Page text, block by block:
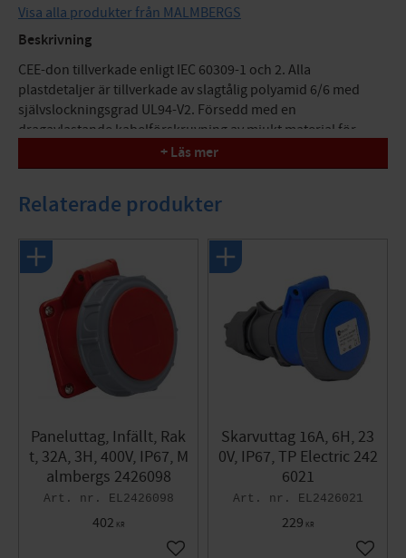
Visa alla produkter från MALMBERGS
Beskrivning
CEE-don tillverkade enligt IEC 60309-1 och 2. Alla
plastdetaljer är tillverkade av slagtålig polyamid 6/6 med
självslockningsgrad UL94-V2. Försedd med en
dragavlastande kabelförskruvning av mjukt material för
säker tätning och utmärkt draghållfasthet. Med patenterad
låsning av höljet som förenklar service.Anslutningsbar area:
Märkström : 32A
Poltal : 3P+Jord
Spänning : 400V
Åtdragsmoment : Min 0,8Nm, Max 1,2Nm
+ Läs mer
Relaterade produkter
Paneluttag, Infällt, Rak
t, 32A, 3H, 400V, IP67, M
almbergs 2426098
EL2426098
402 KR
Skarvuttag 16A, 6H, 23
0V, IP67, TP Electric 242
6021
EL2426021
229 KR